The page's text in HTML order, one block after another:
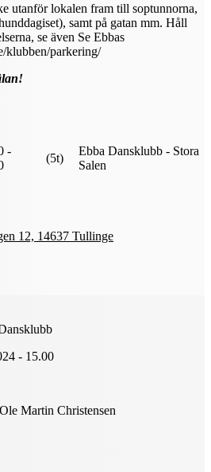
utanför lokalen fram till soptunnorna,
samt på gatan mm. Håll
se även Se Ebbas
klubben/parkering/
-
(5t)
Ebba Dansklubb - Stora
Salen
12, 14637 Tullinge
- 15.00
Martin Christensen